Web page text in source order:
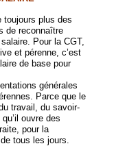
toujours plus des
de reconnaître
Pour la CGT,
et pérenne, c’est
de base pour
générales
Parce que le
travail, du savoir-
ouvre des
pour la
tous les jours.